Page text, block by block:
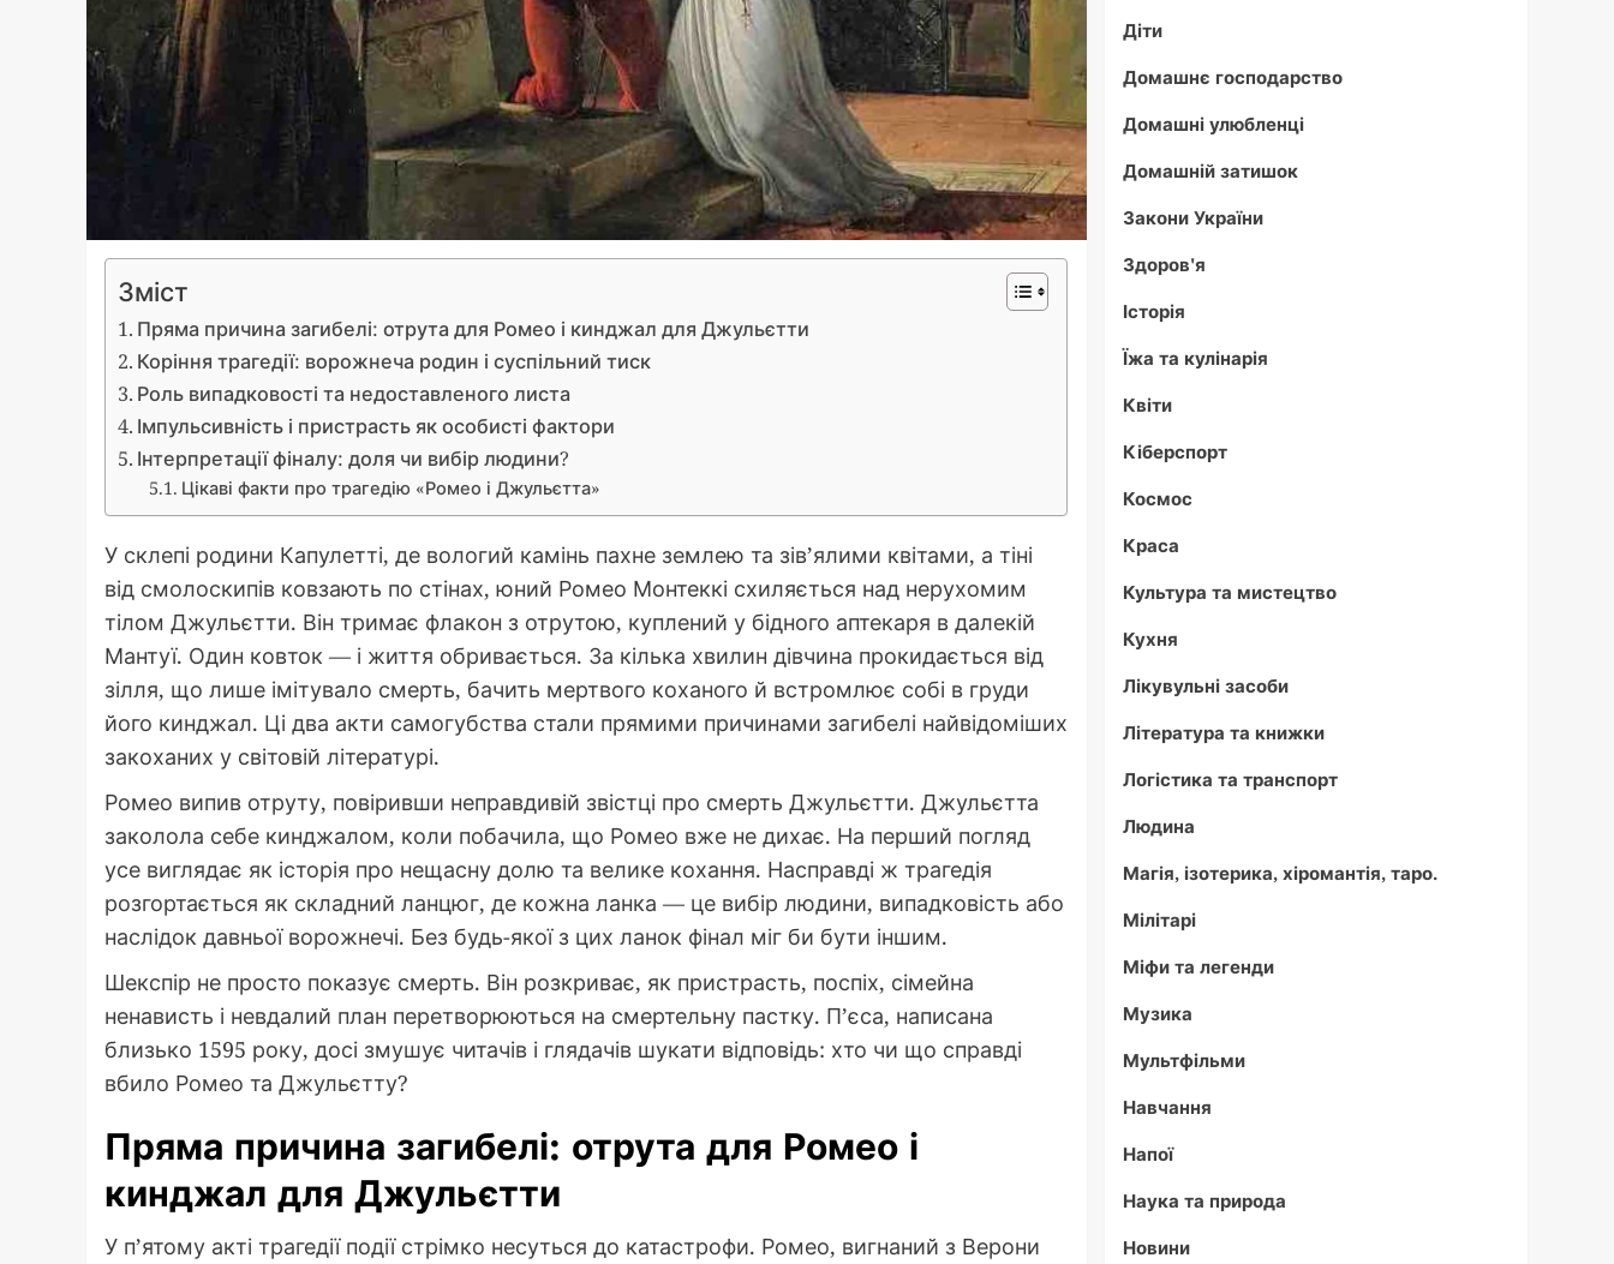
Зміст
Пряма причина загибелі: отрута для Ромео і кинджал для Джульєтти
Коріння трагедії: ворожнеча родин і суспільний тиск
Роль випадковості та недоставленого листа
Імпульсивність і пристрасть як особисті фактори
Інтерпретації фіналу: доля чи вибір людини?
Цікаві факти про трагедію «Ромео і Джульєтта»
У склепі родини Капулетті, де вологий камінь пахне землею та зів’ялими квітами, а тіні
від смолоскипів ковзають по стінах, юний Ромео Монтеккі схиляється над нерухомим
тілом Джульєтти. Він тримає флакон з отрутою, куплений у бідного аптекаря в далекій
Мантуї. Один ковток — і життя обривається. За кілька хвилин дівчина прокидається від
зілля, що лише імітувало смерть, бачить мертвого коханого й встромлює собі в груди
його кинджал. Ці два акти самогубства стали прямими причинами загибелі найвідоміших
закоханих у світовій літературі.
Ромео випив отруту, повіривши неправдивій звістці про смерть Джульєтти. Джульєтта
заколола себе кинджалом, коли побачила, що Ромео вже не дихає. На перший погляд
усе виглядає як історія про нещасну долю та велике кохання. Насправді ж трагедія
розгортається як складний ланцюг, де кожна ланка — це вибір людини, випадковість або
наслідок давньої ворожнечі. Без будь-якої з цих ланок фінал міг би бути іншим.
Шекспір не просто показує смерть. Він розкриває, як пристрасть, поспіх, сімейна
ненависть і невдалий план перетворюються на смертельну пастку. П’єса, написана
близько 1595 року, досі змушує читачів і глядачів шукати відповідь: хто чи що справді
вбило Ромео та Джульєтту?
Пряма причина загибелі: отрута для Ромео і
кинджал для Джульєтти
У п’ятому акті трагедії події стрімко несуться до катастрофи. Ромео, вигнаний з Верони
Діти
Домашнє господарство
Домашні улюбленці
Домашній затишок
Закони України
Здоров'я
Історія
Їжа та кулінарія
Квіти
Кіберспорт
Космос
Краса
Культура та мистецтво
Кухня
Лікувульні засоби
Література та книжки
Логістика та транспорт
Людина
Магія, ізотерика, хіромантія, таро.
Мілітарі
Міфи та легенди
Музика
Мультфільми
Навчання
Напої
Наука та природа
Новини